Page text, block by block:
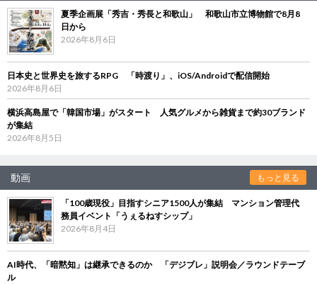
夏季企画展「秀吉・秀長と和歌山」 和歌山市立博物館で8月8
日から
2026年8月6日
日本史と世界史を旅するRPG 「時渡り」、iOS/Androidで配信開始
2026年8月6日
横浜高島屋で「韓国市場」がスタート 人気グルメから雑貨まで約30ブランド
が集結
2026年8月5日
動画 もっと見る
「100歳現役」目指すシニア1500人が集結 マンション管理代
務員イベント「うぇるねすシップ」
2026年8月4日
AI時代、「暗黙知」は継承できるのか 「デジブレ」説明会／ラウンドテーブ
ル